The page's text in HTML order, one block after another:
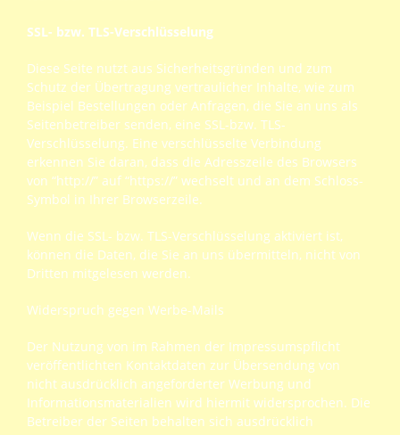
SSL- bzw. TLS-Verschlüsselung
Diese Seite nutzt aus Sicherheitsgründen und zum
Schutz der Übertragung vertraulicher Inhalte, wie zum
Beispiel Bestellungen oder Anfragen, die Sie an uns als
Seitenbetreiber senden, eine SSL-bzw. TLS-
Verschlüsselung. Eine verschlüsselte Verbindung
erkennen Sie daran, dass die Adresszeile des Browsers
von “http://” auf “https://” wechselt und an dem Schloss-
Symbol in Ihrer Browserzeile.
Wenn die SSL- bzw. TLS-Verschlüsselung aktiviert ist,
können die Daten, die Sie an uns übermitteln, nicht von
Dritten mitgelesen werden.
Widerspruch gegen Werbe-Mails
Der Nutzung von im Rahmen der Impressumspflicht
veröffentlichten Kontaktdaten zur Übersendung von
nicht ausdrücklich angeforderter Werbung und
Informationsmaterialien wird hiermit widersprochen. Die
Betreiber der Seiten behalten sich ausdrücklich